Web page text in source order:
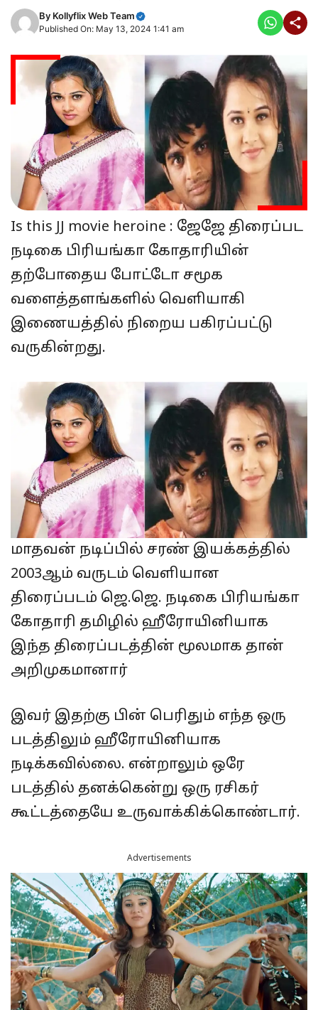
By Kollyflix Web Team
Published On: May 13, 2024 1:41 am
Is this JJ movie heroine : ஜேஜே திரைப்பட
நடிகை பிரியங்கா கோதாரியின்
தற்போதைய போட்டோ சமூக
வளைத்தளங்களில் வெளியாகி
இணையத்தில் நிறைய பகிரப்பட்டு
வருகின்றது.
மாதவன் நடிப்பில் சரண் இயக்கத்தில்
2003ஆம் வருடம் வெளியான
திரைப்படம் ஜெ.ஜெ. நடிகை பிரியங்கா
கோதாரி தமிழில் ஹீரோயினியாக
இந்த திரைப்படத்தின் மூலமாக தான்
அறிமுகமானார்
இவர் இதற்கு பின் பெரிதும் எந்த ஒரு
படத்திலும் ஹீரோயினியாக
நடிக்கவில்லை. என்றாலும் ஒரே
படத்தில் தனக்கென்று ஒரு ரசிகர்
கூட்டத்தையே உருவாக்கிக்கொண்டார்.
Advertisements